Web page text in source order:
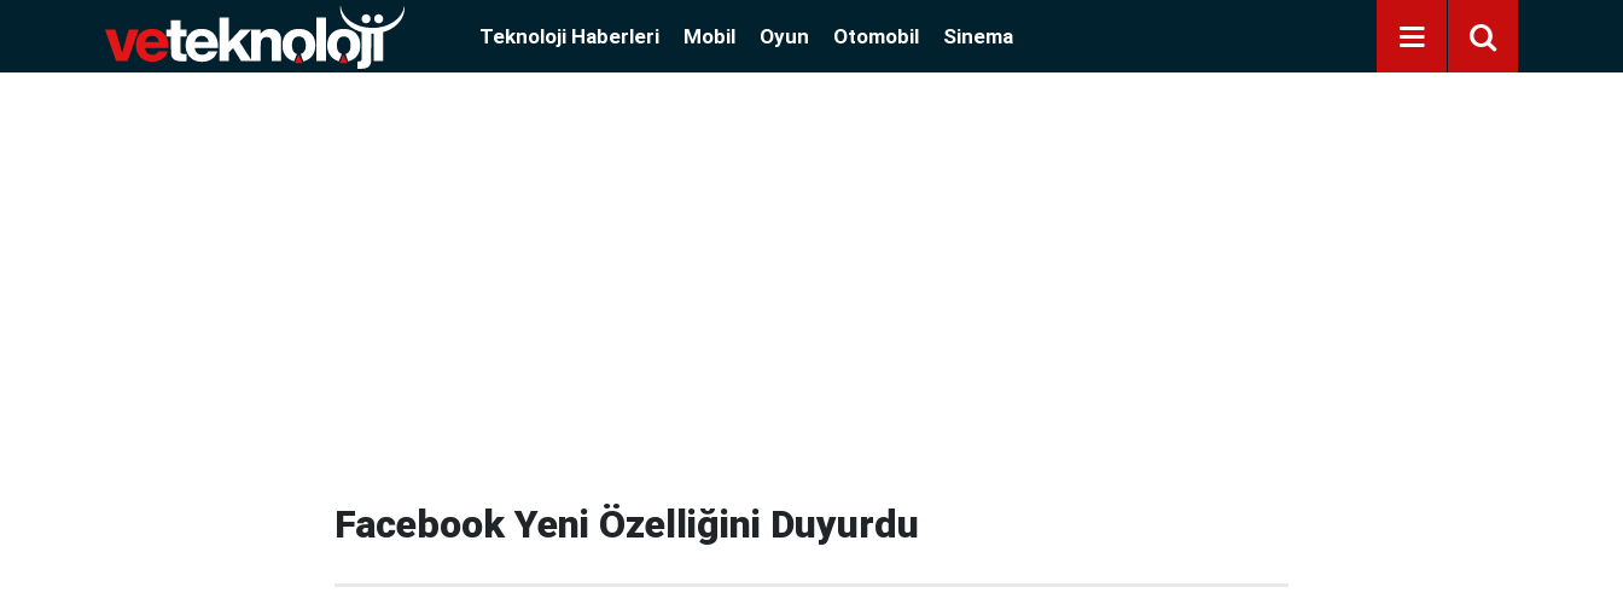
Teknoloji Haberleri Mobil Oyun Otomobil Sinema
Facebook Yeni Özelliğini Duyurdu